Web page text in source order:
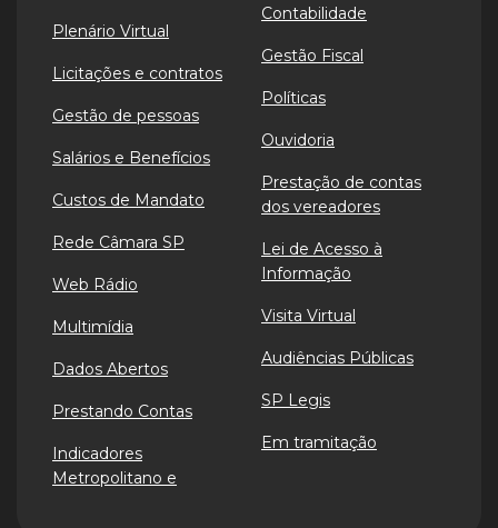
Plenário Virtual
Licitações e contratos
Gestão de pessoas
Salários e Benefícios
Custos de Mandato
Rede Câmara SP
Web Rádio
Multimídia
Dados Abertos
Prestando Contas
Indicadores
Metropolitano e
Contabilidade
Gestão Fiscal
Políticas
Ouvidoria
Prestação de contas
dos vereadores
Lei de Acesso à
Informação
Visita Virtual
Audiências Públicas
SP Legis
Em tramitação